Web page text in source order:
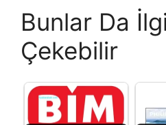
Bunlar Da
Çekebilir